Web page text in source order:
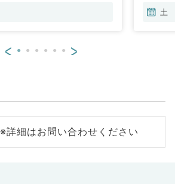
土
< >
※詳細はお問い合わせください